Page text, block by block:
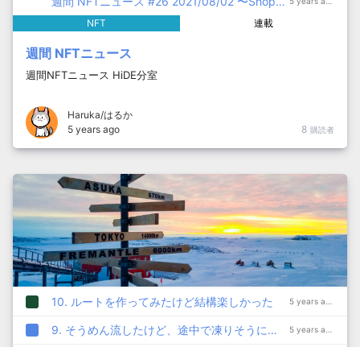
NFT 連載
週間 NFTニュース
週間NFTニュース HiDE分室
Haruka/はるか
5 years ago
8 購読者
10. ルートを作ってみたけど結構楽しかった
9. そうめん流したけど、途中で凍りそうになった